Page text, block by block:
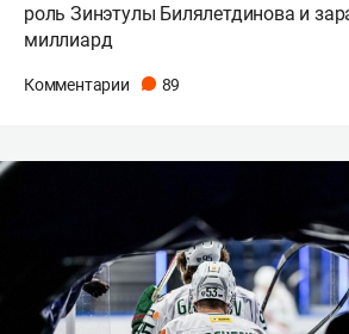
роль Зинэтулы Билялетдинова и
миллиард
Комментарии 89